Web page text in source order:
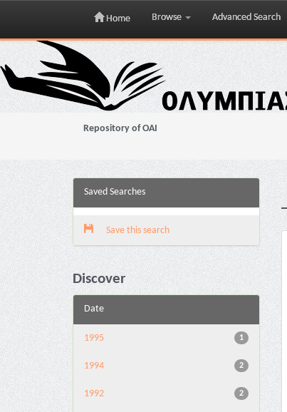
Skip
navigation
Home Browse Advanced Search
Repository of OAI
Saved Searches
Save this search
Discover
Date
1
1995
2
1994
2
1992